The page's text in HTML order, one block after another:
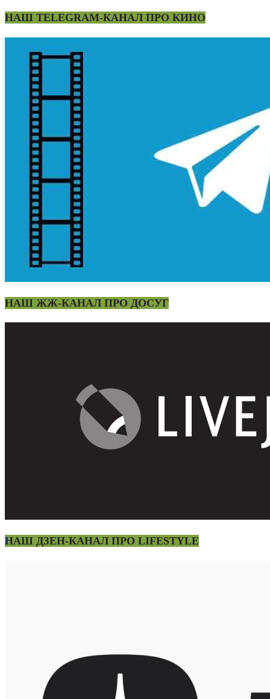
НАШ TELEGRAM-КАНАЛ ПРО КИНО
НАШ ЖЖ-КАНАЛ ПРО ДОСУГ
НАШ ДЗЕН-КАНАЛ ПРО LIFESTYLE